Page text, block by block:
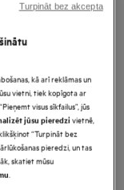
Plus 8
visu veļu.
dūnu jakas.
āra apģērbiem.
kā arī reklāmas un
vietni, tiek kopīgota ar
visus sīkfailus”, jūs
jūsu pieredzivietnē,
“Turpināt bez
pieredzi, un tas
skatiet mūsu
.
Turpināt bez akcepta